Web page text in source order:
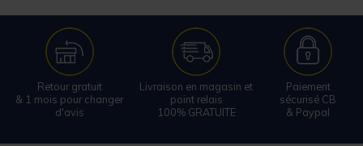
Retour gratuit
& 1 mois pour changer
d'avis
Livraison en magasin et
point relais
100% GRATUITE
Paiement
sécurisé CB
& Paypal